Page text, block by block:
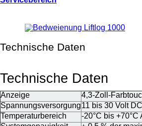
Technische Daten
Technische Daten
Anzeige
4,3-Zoll-
Spannungsversorgung11 bis 30 Volt DC
Temperaturbereich
-20°C bis +70°C